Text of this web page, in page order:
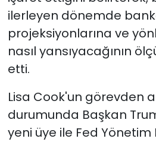
ilerleyen dönemde
projeksiyonlarına ve
nasıl yansıyacağının
etti.
Lisa Cook'un görevden
durumunda Başkan
yeni üye ile Fed Yönetim